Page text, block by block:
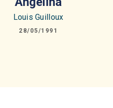
Louis Guilloux
28/05/1991